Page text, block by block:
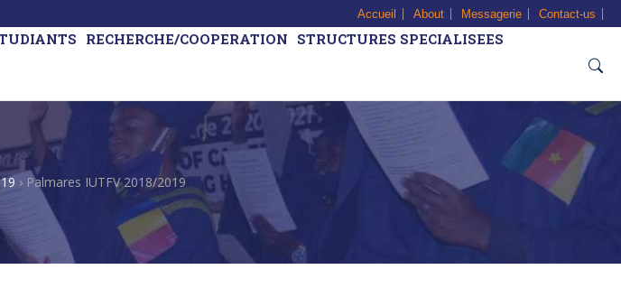
Accueil About Messagerie Contact-us
RECHERCHE/COOPERATION STRUCTURES SPECIALISEES
› Palmares IUTFV 2018/2019